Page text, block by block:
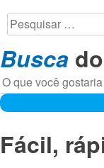
Pesquisar
por:
Busca
Buscar
Fácil,